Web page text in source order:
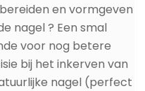
en vormgeven
nagel ? Een smal
voor nog betere
bij het inkerven van
nagel (perfect